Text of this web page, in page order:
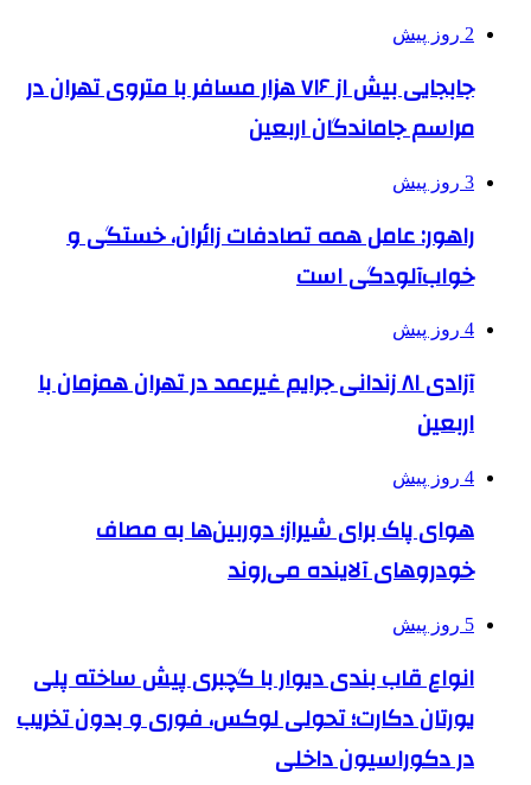
2 روز پیش
جابجایی بیش از ۷۱۶ هزار مسافر با متروی تهران در
مراسم جاماندگان اربعین
3 روز پیش
راهور: عامل همه تصادفات زائران، خستگی و
خواب‌آلودگی است
4 روز پیش
آزادی ۸۱ زندانی جرایم غیرعمد در تهران همزمان با
اربعین
4 روز پیش
هوای پاک برای شیراز؛ دوربین‌ها به مصاف
خودروهای آلاینده می‌روند
5 روز پیش
انواع قاب بندی دیوار با گچبری پیش ساخته پلی
یورتان دکارت؛ تحولی لوکس، فوری و بدون تخریب
در دکوراسیون داخلی